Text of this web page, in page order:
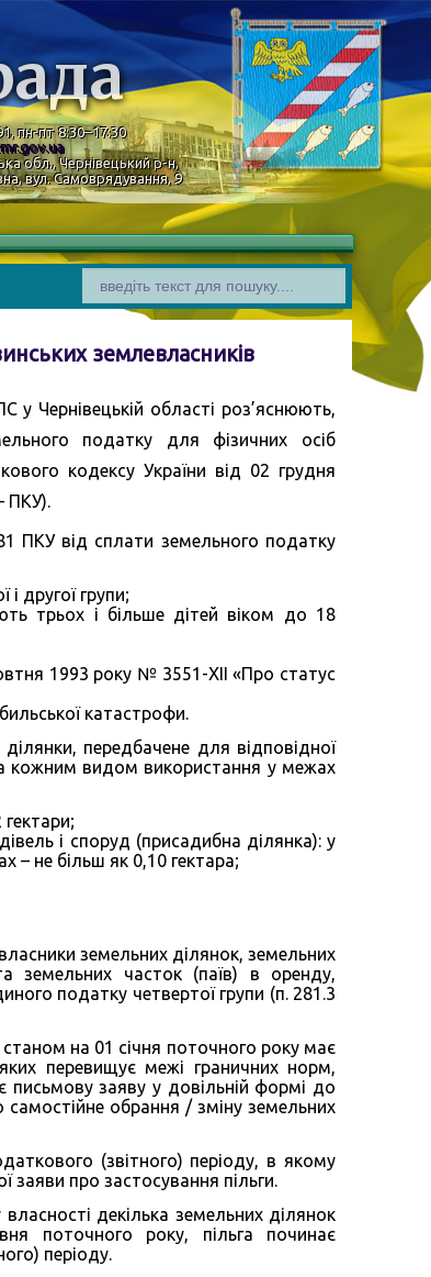
пн-пт 8:30–17:30
обл., Чернівецький р-н,
вул. Самоврядування, 9
землевласників
у Чернівецькій області роз’яснюють,
податку для фізичних осіб
кодексу України від 02 грудня
ПКУ).
ПКУ від сплати земельного податку
і другої групи;
трьох і більше дітей віком до 18
1993 року № 3551-XII «Про статус
катастрофи.
передбачене для відповідної
кожним видом використання у межах
і споруд (присадибна ділянка): у
– не більш як 0,10 гектара;
земельних ділянок, земельних
земельних часток (паїв) в оренду,
податку четвертої групи (п. 281.3
на 01 січня поточного року має
перевищує межі граничних норм,
заяву у довільній формі до
обрання / зміну земельних
(звітного) періоду, в якому
про застосування пільги.
декілька земельних ділянок
поточного року, пільга починає
періоду.